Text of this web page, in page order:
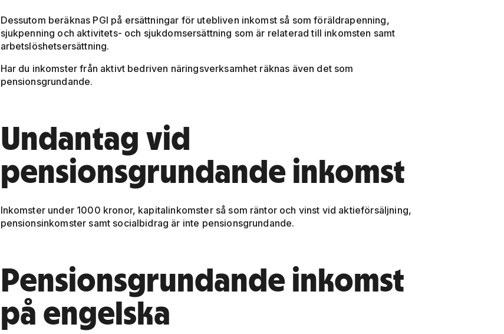
Dessutom beräknas PGI på ersättningar för utebliven inkomst så som föräldrapenning,
sjukpenning och aktivitets- och sjukdomsersättning som är relaterad till inkomsten samt
arbetslöshetsersättning.
Har du inkomster från aktivt bedriven näringsverksamhet räknas även det som
pensionsgrundande.
Undantag vid
pensionsgrundande inkomst
Inkomster under 1000 kronor, kapitalinkomster så som räntor och vinst vid aktieförsäljning,
pensionsinkomster samt socialbidrag är inte pensionsgrundande.
Pensionsgrundande inkomst
på engelska